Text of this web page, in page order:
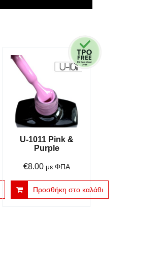
U-1011 Pink &
Purple
€8.00 με ΦΠΑ
Προσθήκη στο καλάθι